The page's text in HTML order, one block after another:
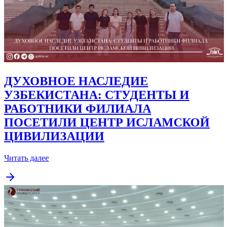
ДУХОВНОЕ НАСЛЕДИЕ
УЗБЕКИСТАНА: СТУДЕНТЫ И
РАБОТНИКИ ФИЛИАЛА
ПОСЕТИЛИ ЦЕНТР ИСЛАМСКОЙ
ЦИВИЛИЗАЦИИ
Читать далее